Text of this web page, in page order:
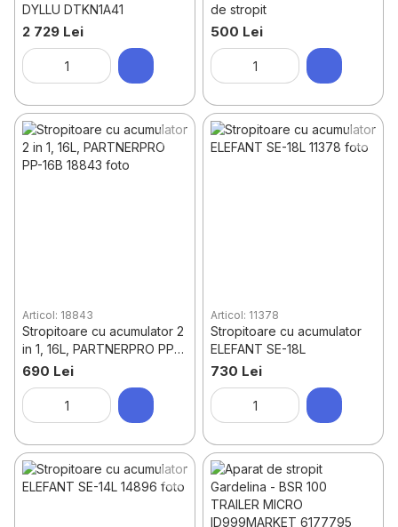
DYLLU DTKN1A41
2 729 Lei
de stropit
500 Lei
Articol: 18843
Stropitoare cu acumulator 2
in 1, 16L, PARTNERPRO PP-
16B
690 Lei
Articol: 11378
Stropitoare cu acumulator
ELEFANT SE-18L
730 Lei